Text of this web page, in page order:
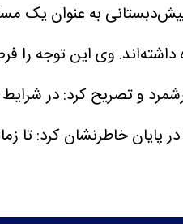
پیش‌دبستانی به عنوان یک
وی این توجه را
و تصریح کرد: در
پایان خاطرنشان کرد: تا